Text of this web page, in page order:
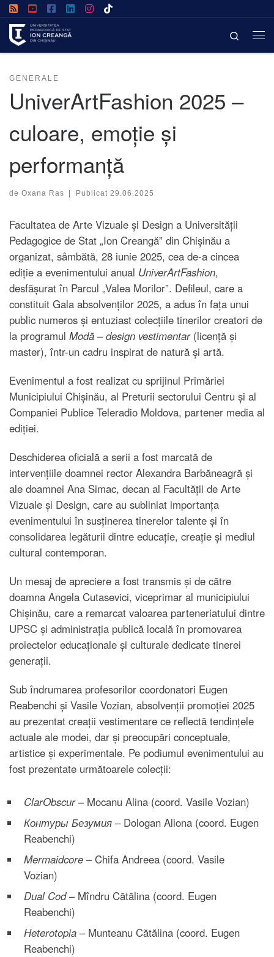
Search
GENERALE
UniverArtFashion 2025 –
culoare, emoție și
performanță
de Oxana Ras | Publicat 29.06.2025
Facultatea de Arte Vizuale și Design a Universității
Pedagogice de Stat „Ion Creangă” din Chișinău a
organizat, sâmbătă, 28 iunie 2025, cea de-a cincea
ediție a evenimentului anual UniverArtFashion,
desfășurat în Parcul „Valea Morilor”. Defileul, care a
constituit Gala absolvenților 2025, a adus în fața unui
public numeros și entuziast colecțiile tinerilor creatori de
la programul Modă – design vestimentar(licență și
master), într-un cadru inspirat de natură și artă.
Evenimentul a fost realizat cu sprijinul Primăriei
Municipiului Chișinău, al Preturii sectorului Centru și al
Companiei Publice Teleradio Moldova, partener media al
ediției.
Deschiderea oficială a serii a fost marcată de
intervențiile doamnei rector Alexandra Barbăneagră și
ale doamnei Ana Simac, decan al Facultății de Arte
Vizuale și Design, care au subliniat importanța
evenimentului în susținerea tinerelor talente și în
consolidarea legăturii dintre educație, creație și mediul
cultural contemporan.
Un mesaj de apreciere a fost transmis și de către
doamna Angela Cutasevici, viceprimar al municipiului
Chișinău, care a remarcat valoarea parteneriatului dintre
UPSC și administrația publică locală în promovarea
proiectelor educaționale și culturale dedicate tinerei
generații.
Sub îndrumarea profesorilor coordonatori Eugen
Reabenchi și Vasile Vozian, absolvenții promoției 2025
au prezentat creații vestimentare ce reflectă tendințele
actuale ale modei, dar și preocupări conceptuale,
artistice și experimentale. Pe podiumul evenimentului au
fost prezentate următoarele colecții:
ClarObscur– Mocanu Alina (coord. Vasile Vozian)
Контуры Безумия – Dologan Aliona (coord. Eugen
Reabenchi)
Mermaidcore – Chifa Andreea (coord. Vasile
Vozian)
Dual Cod– Mîndru Cătălina (coord. Eugen
Reabenchi)
Heterotopia – Munteanu Cătălina (coord. Eugen
Reabenchi)